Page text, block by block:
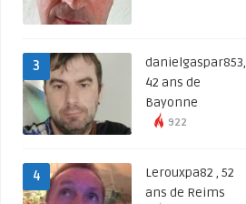
3
danielgaspar853,
42 ans de
Bayonne
922
4
Lerouxpa82 , 52
ans de Reims